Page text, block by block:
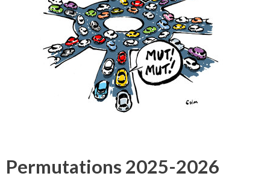
Permutations 2025-2026